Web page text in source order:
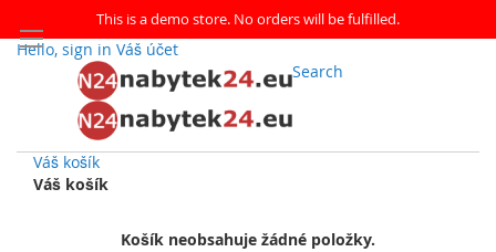
This is a demo store. No orders will be fulfilled.
Hello, sign in Váš účet
Search
Váš košík
Váš košík
Košík neobsahuje žádné položky.